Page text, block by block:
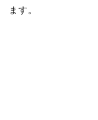
ます。